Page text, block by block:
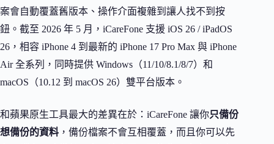
案會自動覆蓋舊版本、操作介面複雜到讓人找不到按
鈕。截至 2026 年 5 月，iCareFone 支援 iOS 26 / iPadOS
26，相容 iPhone 4 到最新的 iPhone 17 Pro Max 與 iPhone
Air 全系列，同時提供 Windows（11/10/8.1/8/7）和
macOS（10.12 到 macOS 26）雙平台版本。
和蘋果原生工具最大的差異在於：iCareFone 讓你只備份
想備份的資料 ，備份檔案不會互相覆蓋，而且你可以先